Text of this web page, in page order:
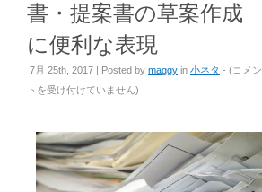
書・提案書の草案作成
に便利な表現
7月 25th, 2017 | Posted by maggy in 小ネタ - ((仮)
な
ん
コメン
トを受け付けていません)